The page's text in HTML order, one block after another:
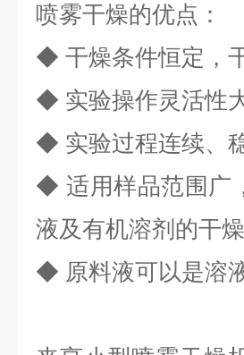
喷雾干燥的优点：
◆ 干燥条件恒定，
◆ 实验操作灵活性
◆ 实验过程连续、
◆适用样品范围广
液及有机溶剂的干燥
◆ 原料液可以是溶